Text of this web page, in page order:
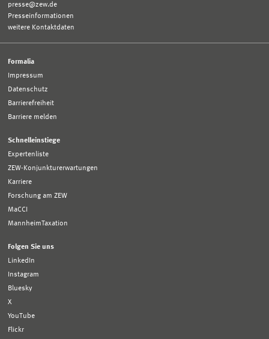
presse@zew.de
Presseinformationen
weitere Kontaktdaten
Formalia
Impressum
Datenschutz
Barrierefreiheit
Barriere melden
Schnelleinstiege
Expertenliste
ZEW-Konjunkturerwartungen
Karriere
Forschung am ZEW
MaCCI
MannheimTaxation
Folgen Sie uns
LinkedIn
Instagram
Bluesky
X
YouTube
Flickr